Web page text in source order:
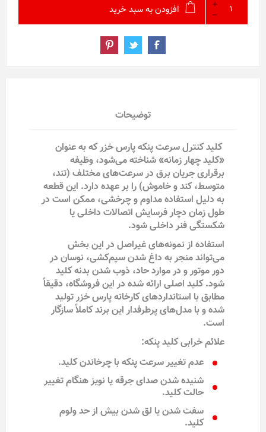
افزودن به سبد خرید
توضیحات
کلید کنترل سرعت پنکه پارس خزر که به عنوان
«کلید چهار زمانه» شناخته می‌شود، وظیفه
برقراری جریان برق در سرعت‌های مختلف (تند،
متوسط، کند و خاموش) را بر عهده دارد. این قطعه
به دلیل استفاده مداوم و چرخشی، ممکن است در
طول زمان دچار فرسایش اتصالات داخلی یا
شکستگی فنر داخلی شود.
استفاده از نمونه‌های غیراصل در این بخش
می‌تواند منجر به داغ شدن سیم‌کشی، نوسان در
دور موتور و در موارد حاد، ذوب شدن بدنه کلید
شود. کلید اصلی ارائه شده در این فروشگاه، دقیقاً
مطابق با استانداردهای کارخانه پارس خزر تولید
شده و با مدل‌های پرطرفدار این برند کاملاً سازگار
است.
علائم خرابی کلید پنکه:
عدم تغییر سرعت پنکه با چرخاندن کلید.
شنیده شدن صدای جرقه یا نویز هنگام تغییر
حالت کلید.
سفت شدن یا لق شدن بیش از حد ولوم
کلید.